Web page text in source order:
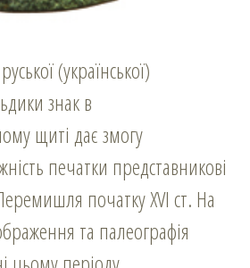
(української)
знак в
щиті дає змогу
печатки представникові
початку ХVІ ст. На
та палеографія